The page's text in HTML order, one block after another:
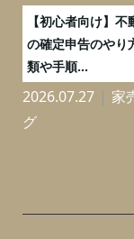
【初心者向け】
の確定申告のやり
類や手順...
2026.07.27
家
グ